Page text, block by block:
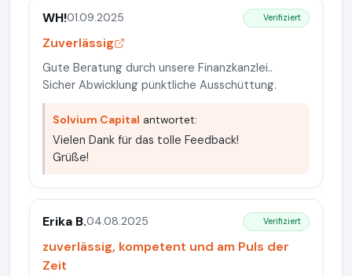
WH!01.09.2025 Verifiziert
Zuverlässig
Gute Beratung durch unsere Finanzkanzlei..
Sicher Abwicklung pünktliche Ausschüttung.
Solvium Capital antwortet:
Vielen Dank für das tolle Feedback!
Grüße!
Erika B.04.08.2025 Verifiziert
zuverlässig, kompetent und am Puls der
Zeit